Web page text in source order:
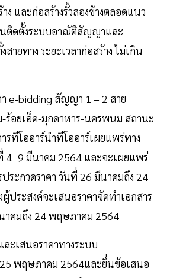
ง และก่อสร้างรั้วสองข้างตลอดแนว
นติดตั้งระบบอาณัติสัญญาและ
ายทาง ระยะเวลาก่อสร้าง ไม่เกิน
า e-bidding สัญญา 1 – 2 สาย
ร้อยเอ็ด-มุกดาหาร-นครพนม สถานะ
ทีโออาร์นำทีโออาร์เผยแพร่ทาง
4- 9 มีนาคม 2564 และจะเผยแพร่
ระกวดราคา วันที่ 26 มีนาคมถึง 24
ประสงค์จะเสนอราคาจัดทำเอกสาร
าคมถึง 24 พฤษภาคม 2564
ะเสนอราคาทางระบบ
พฤษภาคม 2564และยื่นข้อเสนอ